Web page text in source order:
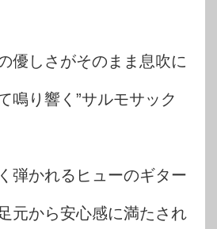
優しさがそのまま息吹に
鳴り響く”サルモサック
弾かれるヒューのギター
元から安心感に満たされ